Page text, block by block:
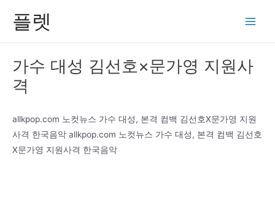
플렛
가수 대성 김선호×문가영 지원사
격
allkpop.com 노컷뉴스 가수 대성, 본격 컴백 김선호X문가영 지원
사격 한국음악 allkpop.com 노컷뉴스 가수 대성, 본격 컴백 김선호
X문가영 지원사격 한국음악